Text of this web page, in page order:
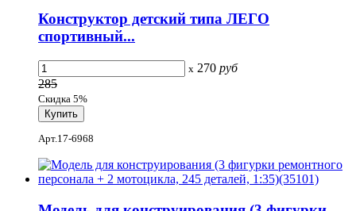
Конструктор детский типа ЛЕГО
спортивный...
x 270 руб
285
Скидка 5%
Арт.17-6968